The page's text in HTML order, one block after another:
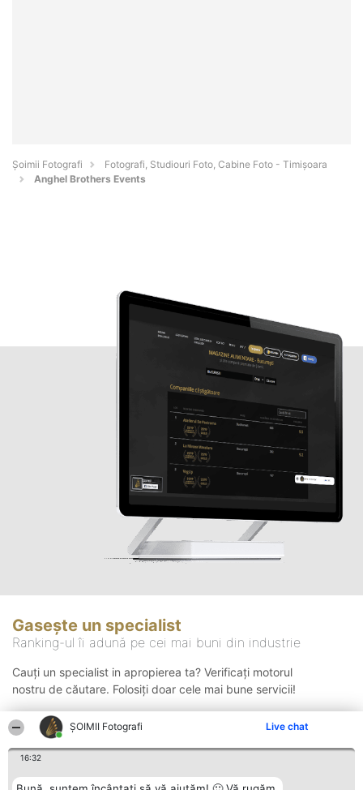
ȘOIMII Fotografi Live chat
16:32
Șoimii Fotografi
Fotografi, Studiouri Foto, Cabine Foto - Timişoara
Anghel Brothers Events
Gasește un specialist
Ranking-ul îi adună pe cei mai buni din industrie
Cauți un specialist in apropierea ta? Verificați motorul
nostru de căutare. Folosiți doar cele mai bune servicii!